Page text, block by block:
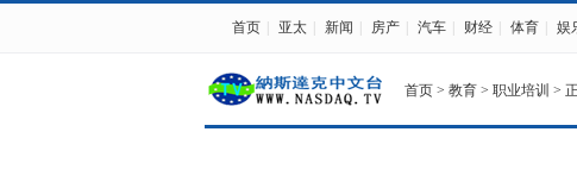
首页 亚太 新闻 房产 汽车 财经 体育 娱
首页 > 教育 > 职业培训 >